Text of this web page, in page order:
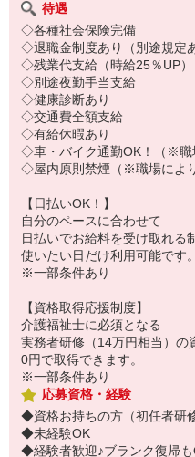
待遇
◇各種社会保険完備
◇退職金制度あり（別途規定
◇残業代支給（時給25％UP）
◇別途夜勤手当支給
◇健康診断あり
◇交通費全額支給
◇有給休暇あり
◇車・バイク通勤OK！（※職
◇屋内原則禁煙（※職場により
【日払いOK！】
自分のペースに合わせて
日払いでお給料を受け取れる
使いたい日だけ利用可能です。
※一部条件あり
【資格取得応援制度】
介護福祉士に必須となる
実務者研修（14万円相当）の
0円で取得できます。
※一部条件あり
応募資格・経験
◆資格お持ちの方（初任者研
◆未経験OK
◆経験者歓迎♪ブランク復帰も